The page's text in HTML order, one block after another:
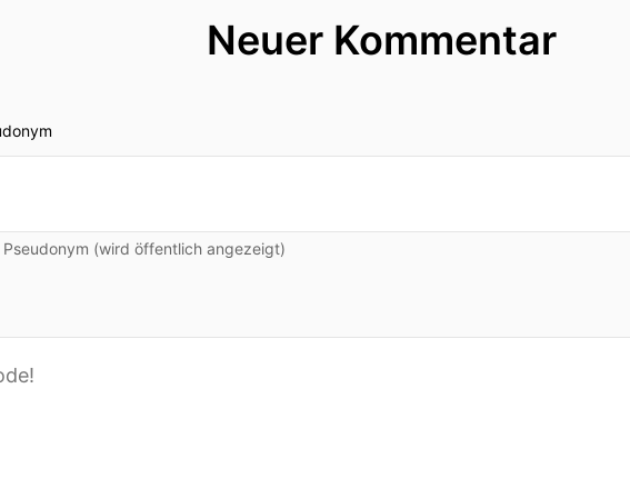
Community – den Fürgründer Campus, der Ende Februar
berichtet von Erfolgen, Misserfolgen Optimierung und Aha-
Nina?
René!
Neuer Kommentar
Pseudonym (wird öffentlich angezeigt)